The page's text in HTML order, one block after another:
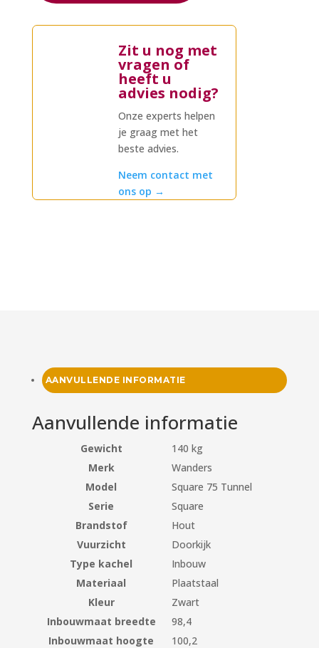
Zit u nog met
vragen of
heeft u
advies nodig?
Onze experts helpen
je graag met het
beste advies.
Neem contact met
ons op →
AANVULLENDE INFORMATIE
Aanvullende informatie
Gewicht
140 kg
Merk
Wanders
Model
Square 75 Tunnel
Serie
Square
Brandstof
Hout
Vuurzicht
Doorkijk
Type kachel
Inbouw
Materiaal
Plaatstaal
Kleur
Zwart
Inbouwmaat breedte
98,4
Inbouwmaat hoogte
100,2